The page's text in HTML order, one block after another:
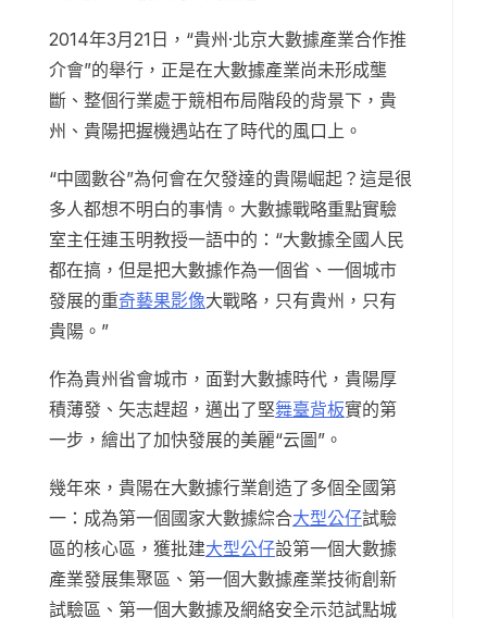
2014年3月21日，“貴州·北京大數據產業合作推
介會”的舉行，正是在大數據產業尚未形成壟
斷、整個行業處于競相布局階段的背景下，貴
州、貴陽把握機遇站在了時代的風口上。
“中國數谷”為何會在欠發達的貴陽崛起？這是很
多人都想不明白的事情。大數據戰略重點實驗
室主任連玉明教授一語中的：“大數據全國人民
都在搞，但是把大數據作為一個省、一個城市
發展的重奇藝果影像大戰略，只有貴州，只有
貴陽。”
作為貴州省會城市，面對大數據時代，貴陽厚
積薄發、矢志趕超，邁出了堅舞臺背板實的第
一步，繪出了加快發展的美麗“云圖”。
幾年來，貴陽在大數據行業創造了多個全國第
一：成為第一個國家大數據綜合大型公仔試驗
區的核心區，獲批建大型公仔設第一個大數據
產業發展集聚區、第一個大數據產業技術創新
試驗區、第一個大數據及網絡安全示范試點城